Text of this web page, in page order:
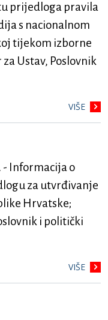
prijedloga pravila
s nacionalnom
tijekom izborne
Ustav, Poslovnik
VIŠE
- Informacija o
za utvrđivanje
Hrvatske;
i politički
VIŠE